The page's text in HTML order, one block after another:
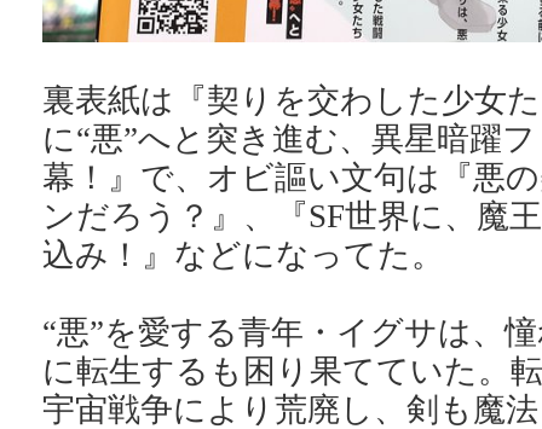
裏表紙は『契りを交わした少女
に“悪”へと突き進む、異星暗躍
幕！』で、オビ謳い文句は『悪
ンだろう？』、『SF世界に、魔
込み！』などになってた。
“悪”を愛する青年・イグサは、
に転生するも困り果てていた。
宇宙戦争により荒廃し、剣も魔